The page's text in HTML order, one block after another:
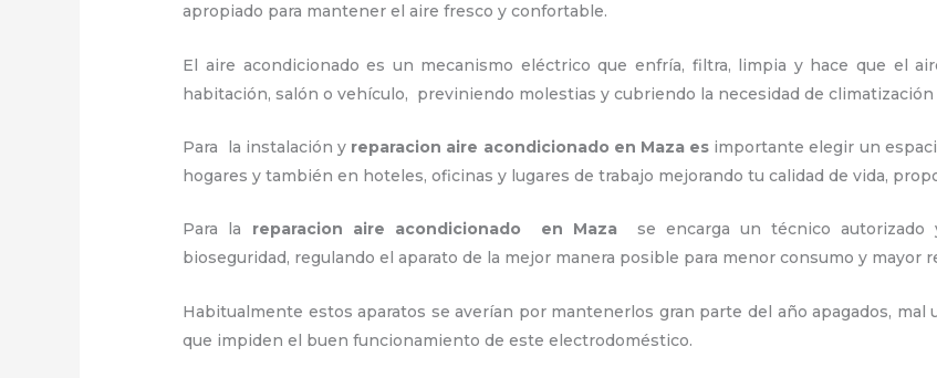
apropiado para mantener el aire fresco y confortable.
El aire acondicionado es un mecanismo eléctrico que enfría, filtra, limpia y hace que el
habitación, salón o vehículo, previniendo molestias y cubriendo la necesidad de climatización
Para la instalación y reparacion aire acondicionado en Maza es importante elegir un
hogares y también en hoteles, oficinas y lugares de trabajo mejorando tu calidad de vida,
Para la reparacion aire acondicionado en Maza
se encarga un técnico autorizado
bioseguridad, regulando el aparato de la mejor manera posible para menor consumo y mayor
Habitualmente estos aparatos se averían por mantenerlos gran parte del año apagados, mal
que impiden el buen funcionamiento de este electrodoméstico.